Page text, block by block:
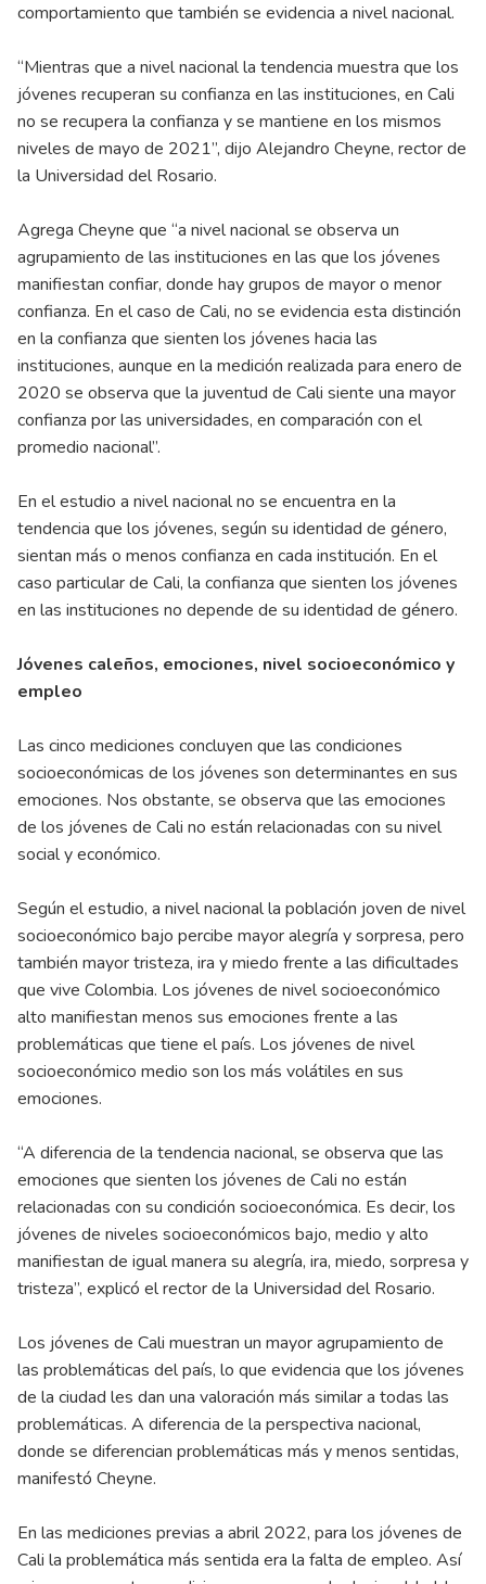
comportamiento que también se evidencia a nivel nacional.
“Mientras que a nivel nacional la tendencia muestra que los
jóvenes recuperan su confianza en las instituciones, en Cali
no se recupera la confianza y se mantiene en los mismos
niveles de mayo de 2021”, dijo Alejandro Cheyne, rector de
la Universidad del Rosario.
Agrega Cheyne que “a nivel nacional se observa un
agrupamiento de las instituciones en las que los jóvenes
manifiestan confiar, donde hay grupos de mayor o menor
confianza. En el caso de Cali, no se evidencia esta distinción
en la confianza que sienten los jóvenes hacia las
instituciones, aunque en la medición realizada para enero de
2020 se observa que la juventud de Cali siente una mayor
confianza por las universidades, en comparación con el
promedio nacional”.
En el estudio a nivel nacional no se encuentra en la
tendencia que los jóvenes, según su identidad de género,
sientan más o menos confianza en cada institución. En el
caso particular de Cali, la confianza que sienten los jóvenes
en las instituciones no depende de su identidad de género.
Jóvenes caleños, emociones, nivel socioeconómico y
empleo
Las cinco mediciones concluyen que las condiciones
socioeconómicas de los jóvenes son determinantes en sus
emociones. Nos obstante, se observa que las emociones
de los jóvenes de Cali no están relacionadas con su nivel
social y económico.
Según el estudio, a nivel nacional la población joven de nivel
socioeconómico bajo percibe mayor alegría y sorpresa, pero
también mayor tristeza, ira y miedo frente a las dificultades
que vive Colombia. Los jóvenes de nivel socioeconómico
alto manifiestan menos sus emociones frente a las
problemáticas que tiene el país. Los jóvenes de nivel
socioeconómico medio son los más volátiles en sus
emociones.
“A diferencia de la tendencia nacional, se observa que las
emociones que sienten los jóvenes de Cali no están
relacionadas con su condición socioeconómica. Es decir, los
jóvenes de niveles socioeconómicos bajo, medio y alto
manifiestan de igual manera su alegría, ira, miedo, sorpresa y
tristeza”, explicó el rector de la Universidad del Rosario.
Los jóvenes de Cali muestran un mayor agrupamiento de
las problemáticas del país, lo que evidencia que los jóvenes
de la ciudad les dan una valoración más similar a todas las
problemáticas. A diferencia de la perspectiva nacional,
donde se diferencian problemáticas más y menos sentidas,
manifestó Cheyne.
En las mediciones previas a abril 2022, para los jóvenes de
Cali la problemática más sentida era la falta de empleo. Así